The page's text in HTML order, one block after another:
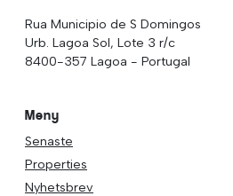
Rua Municipio de S Domingos
Urb. Lagoa Sol, Lote 3 r/c
8400-357 Lagoa - Portugal
Meny
Senaste
Properties
Nyhetsbrev